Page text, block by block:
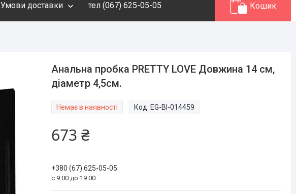
Умови доставки тел (067) 625-05-05 Кошик
Анальна пробка PRETTY LOVE Довжина 14 см,
діаметр 4,5см.
Немає в наявності Код: EG-BI-014459
673 ₴
+380 (67) 625-05-05
с 9:00 до 19:00